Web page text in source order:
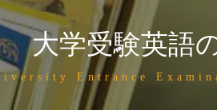
大学受験英語
Entrance